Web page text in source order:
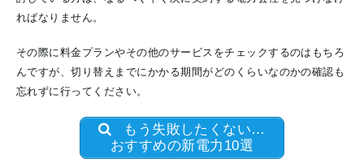
ればなりません。
その際に料金プランやその他のサービスをチェックするのはもちろ
んですが、切り替えまでにかかる期間がどのくらいなのかの確認も
忘れずに行ってください。
もう失敗したくない…
おすすめの新電力10選